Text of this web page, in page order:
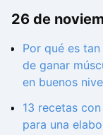
26 de
Por qué es
de ganar
en buenos
13 recetas
para una